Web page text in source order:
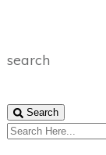
search
Search